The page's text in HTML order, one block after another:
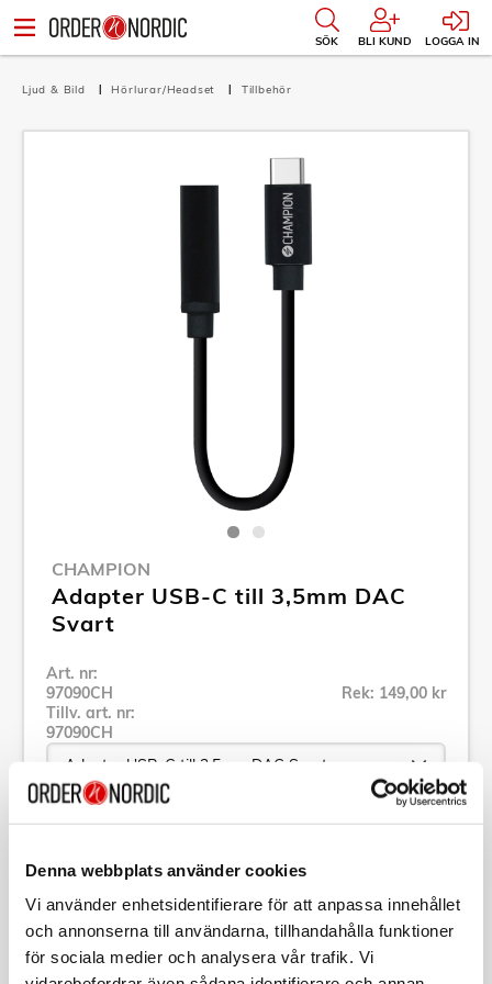
Denna webbplats använder cookies
Vi använder enhetsidentifierare för att anpassa innehållet
och annonserna till användarna, tillhandahålla funktioner
för sociala medier och analysera vår trafik. Vi
SÖK BLI KUND LOGGA IN
Ljud & Bild Hörlurar/Headset Tillbehör
CHAMPION
Adapter USB-C till 3,5mm DAC
Svart
Art. nr:
97090CH
Tillv. art. nr:
97090CH
Rek: 149,00 kr
Specifikation
Beskrivning